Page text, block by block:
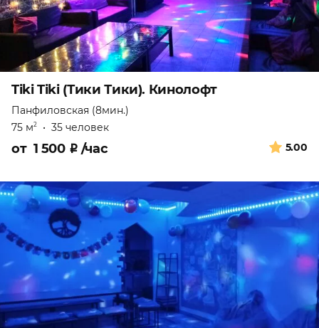
Tiki Tiki (Тики Тики). Кинолофт
Панфиловская (8мин.)
75 м2 • 35 человек
5.00
от 1 500 ₽ /час